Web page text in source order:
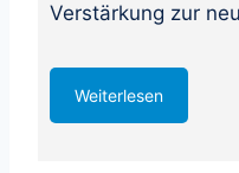
Verstärkung zur
Weiterlesen